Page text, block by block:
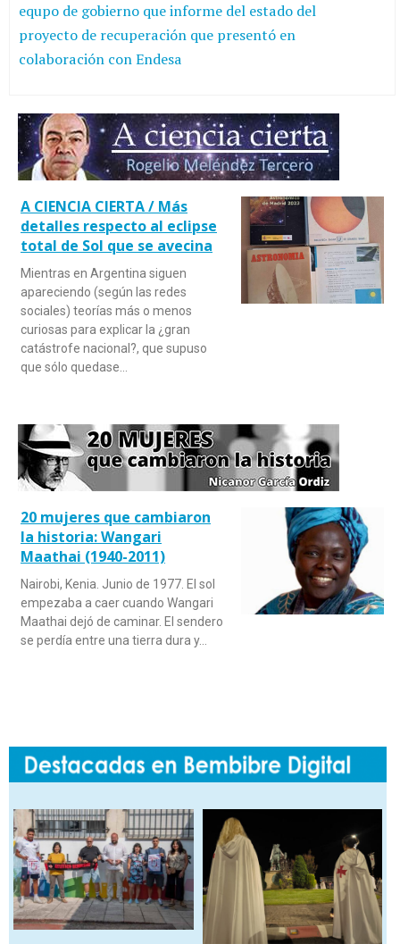
equpo de gobierno que informe del estado del
proyecto de recuperación que presentó en
colaboración con Endesa
A CIENCIA CIERTA / Más
detalles respecto al eclipse
total de Sol que se avecina
Mientras en Argentina siguen
apareciendo (según las redes
sociales) teorías más o menos
curiosas para explicar la ¿gran
catástrofe nacional?, que supuso
que sólo quedase…
20 mujeres que cambiaron
la historia: Wangari
Maathai (1940-2011)
Nairobi, Kenia. Junio de 1977. El sol
empezaba a caer cuando Wangari
Maathai dejó de caminar. El sendero
se perdía entre una tierra dura y…